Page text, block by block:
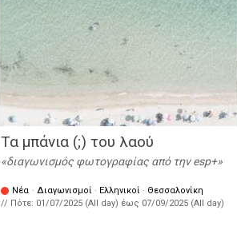
Τα μπάνια (;) του λαού
διαγωνισμός φωτογραφίας από την esp+
Νέα · Διαγωνισμοί · Ελληνικοί · Θεσσαλονίκη
// Πότε: 01/07/2025 (All day) έως 07/09/2025 (All day)